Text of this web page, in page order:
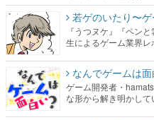
若ゲのいたり〜
『うつヌケ』『ペン
生によるゲーム業界レ
なんでゲームは面
ゲーム開発者・
な形から解き明かして